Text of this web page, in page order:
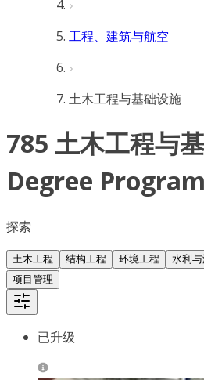
工程、建筑与航空
土木工程与基础设施
785 土木工程与
Degree
探索
土木工程 结构工程 环境工程 水利
项目管理
已升级